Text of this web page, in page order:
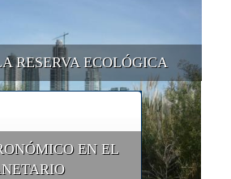
RESERVA ECOLÓGICA
EN EL